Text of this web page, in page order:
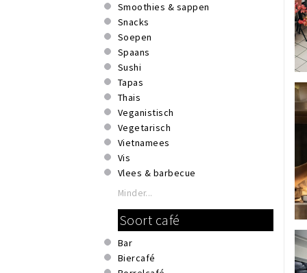
Smoothies & sappen
Snacks
Soepen
Spaans
Sushi
Tapas
Thais
Veganistisch
Vegetarisch
Vietnamees
Vis
Vlees & barbecue
Minder...
Soort café
Bar
Biercafé